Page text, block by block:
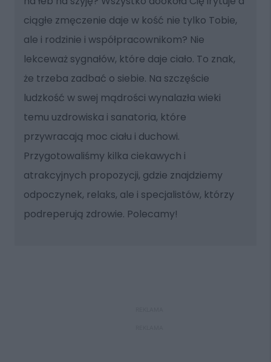
ciągłe zmęczenie daje w kość nie tylko Tobie,
ale i rodzinie i współpracownikom? Nie
lekceważ sygnałów, które daje ciało. To znak,
że trzeba zadbać o siebie. Na szczęście
ludzkość w swej mądrości wynalazła wieki
temu uzdrowiska i sanatoria, które
przywracają moc ciału i duchowi.
Przygotowaliśmy kilka ciekawych i
atrakcyjnych propozycji, gdzie znajdziemy
odpoczynek, relaks, ale i specjalistów, którzy
podreperują zdrowie. Polecamy!